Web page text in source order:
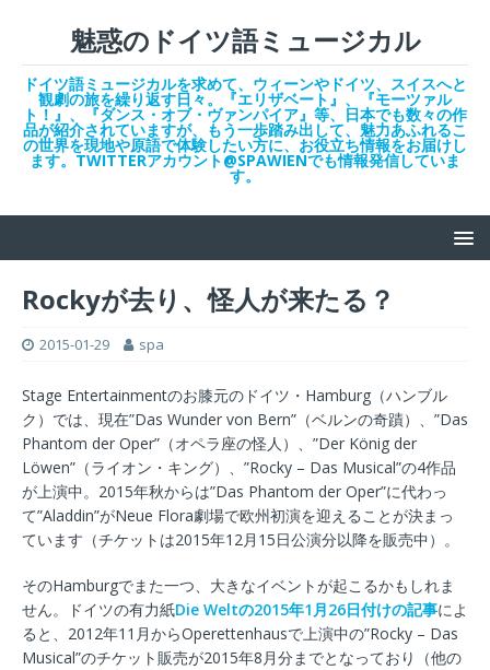
魅惑のドイツ語ミュージカル
ドイツ語ミュージカルを求めて、ウィーンやドイツ、スイスへと
観劇の旅を繰り返す日々。『エリザベート』、『モーツァル
ト！』、『ダンス・オブ・ヴァンパイア』等、日本でも数々の作
品が紹介されていますが、もう一歩踏み出して、魅力あふれるこ
の世界を現地や原語で体験したい方に、お役立ち情報をお届けし
ます。TWITTERアカウント@SPAWIENでも情報発信していま
す。
Rockyが去り、怪人が来たる？
2015-01-29 spa
Stage Entertainmentのお膝元のドイツ・Hamburg（ハンブル
ク）では、現在”Das Wunder von Bern”（ベルンの奇蹟）、”Das
Phantom der Oper”（オペラ座の怪人）、”Der König der
Löwen”（ライオン・キング）、”Rocky – Das Musical”の4作品
が上演中。2015年秋からは”Das Phantom der Oper”に代わっ
て”Aladdin”がNeue Flora劇場で欧州初演を迎えることが決まっ
ています（チケットは2015年12月15日公演分以降を販売中）。
そのHamburgでまた一つ、大きなイベントが起こるかもしれま
せん。ドイツの有力紙Die Weltの2015年1月26日付けの記事によ
ると、2012年11月からOperettenhausで上演中の”Rocky – Das
Musical”のチケット販売が2015年8月分までとなっており（他の